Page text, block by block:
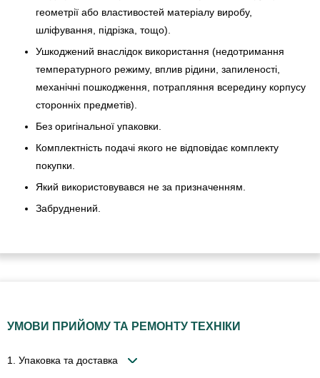
геометрії або властивостей матеріалу виробу,
шліфування, підрізка, тощо).
Ушкоджений внаслідок використання (недотримання
температурного режиму, вплив рідини, запиленості,
механічні пошкодження, потрапляння всередину корпусу
сторонніх предметів).
Без оригінальної упаковки.
Комплектність подачі якого не відповідає комплекту
покупки.
Який використовувався не за призначенням.
Забруднений.
УМОВИ ПРИЙОМУ ТА РЕМОНТУ ТЕХНІКИ
1. Упаковка та доставка